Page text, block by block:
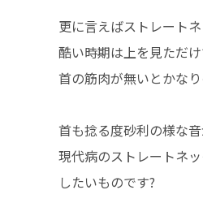
更に言えばストレート
酷い時期は上を見ただ
首の筋肉が無いとかな
首も捻る度砂利の様な
現代病のストレートネ
したいものです?